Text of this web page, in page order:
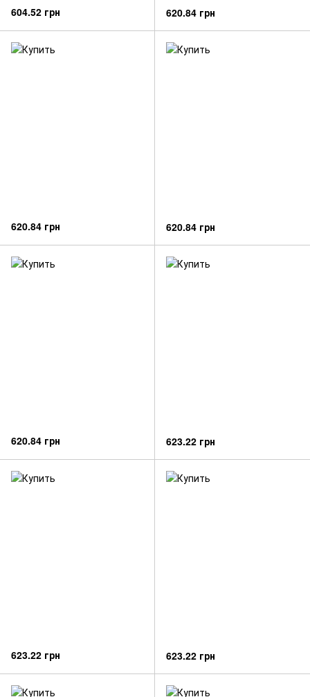
604.52 грн 620.84 грн
620.84 грн 620.84 грн
620.84 грн 623.22 грн
623.22 грн 623.22 грн